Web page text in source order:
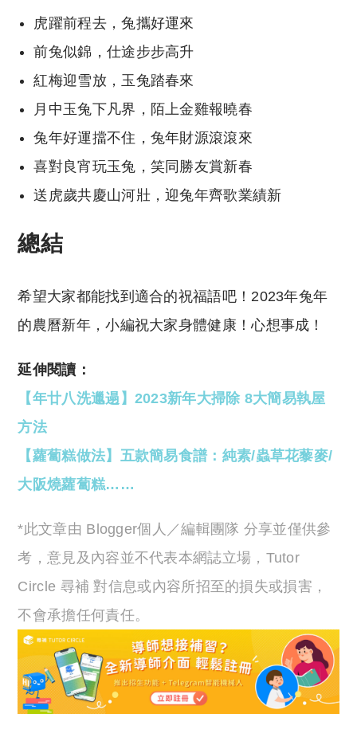
虎躍前程去，兔攜好運來
前兔似錦，仕途步步高升
紅梅迎雪放，玉兔踏春來
月中玉兔下凡界，陌上金雞報曉春
兔年好運擋不住，兔年財源滾滾來
喜對良宵玩玉兔，笑同勝友賞新春
送虎歲共慶山河壯，迎兔年齊歌業績新
總結
希望大家都能找到適合的祝福語吧！2023年兔年
的農曆新年，小編祝大家身體健康！心想事成！
延伸閱讀：
【年廿八洗邋遢】2023新年大掃除 8大簡易執屋
方法
【蘿蔔糕做法】五款簡易食譜：純素/蟲草花藜麥/
大阪燒蘿蔔糕……
*此文章由 Blogger個人／編輯團隊 分享並僅供參
考，意見及內容並不代表本網誌立場，Tutor
Circle 尋補 對信息或內容所招至的損失或損害，
不會承擔任何責任。